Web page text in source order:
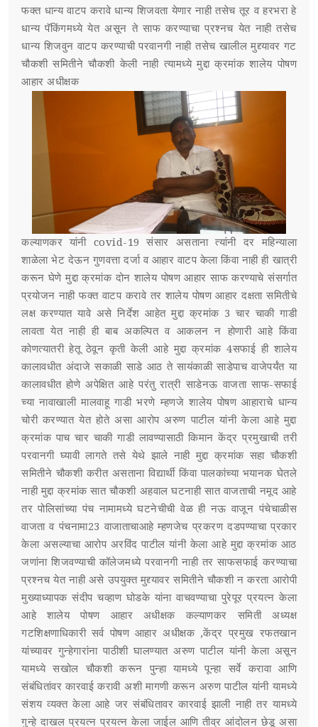
फक्त धान्य वाटप करावे धान्य शिजवता येणार नाही तसेच तूर व हरभरा हे
धान्य पॅकिंगमध्ये येत असून ते साफ करण्याचा प्रश्नच येत नाही तसेच
धान्य शिजवुन वाटप करण्याची परवानगी नाही तसेच खालील मुद्द्यावर गट
चौकशी समितीने चौकशी केली नाही त्यामध्ये मुद्दा क्रमांक शालेय पोषण
आहार अधीक्षक
कल्याणकर यांनी covid-19 संसार असताना त्यांनी दर महिन्याला
शाळेला भेट देऊन गुणवत्ता दर्जा व आहार वाटप केला किंवा नाही ही खात्री
करून घेणे मुद्दा क्रमांक दोन शालेय पोषण आहार साफ करण्याचे संसर्गात
प्रयोजन नाही फक्त वाटप करावे तर शालेय पोषण आहार दक्षता समितीचे
लक्ष करण्यात यावे असे निर्देश आहेत मुद्दा क्रमांक 3 चार चाकी गाडी
लावता येत नाही ही बाब अकल्पित व आकलन न होणारी आहे किंवा
कोणत्यातरी हेतू ठेवून कृती केली आहे मुद्दा क्रमांक 4सफाई ही शालेय
कालावधीत अंदाजे सकाळी साडे आठ ते सायंकाळी साडेपाच वाजेपर्यंत या
कालावधीत होणे अपेक्षित आहे परंतु रात्री साडेनऊ वाजता साफ-सफाई
च्या नावाखाली मालवाहू गाडी भरणे म्हणजे शालेय पोषण आहाराचे धान्य
चोरी करण्यात येत होते असा आरोप अरुण पाटील यांनी केला आहे मुद्दा
क्रमांक पाच चार चाकी गाडी लावण्यासाठी किमान केंद्र प्रमुखाची तरी
परवानगी घ्यावी लागते तसे येथे झाले नाही मुद्दा क्रमांक सहा चौकशी
समितीने चौकशी करीत असताना विद्यार्थी किंवा पालकांच्या भयानक घेतले
नाही मुद्दा क्रमांक सात चौकशी अहवाल घटनाही सात वाजताची नमूद आहे
तर पोलिसांच्या पंच नामामध्ये घटनेचीची वेळ ही नऊ वाजून पंचेचाळीस
वाजता व पंचनामा23 वाजाताचाआहे म्हणजेच प्रकरण दडपण्याचा प्रकार
केला असल्याचा आरोप अरविंद पाटील यांनी केला आहे मुद्दा क्रमांक आठ
जणांना शिजवण्याची कॉलेजमध्ये परवानगी नाही तर साफसफाई करण्याचा
प्रश्नच येत नाही असे उपयुक्त मुद्द्यावर समितीने चौकशी न करता आरोपी
मुख्याध्यापक संदीप चव्हाण घोडके यांना वाचवण्याचा पुरेपूर प्रयत्न केला
आहे शालेय पोषण आहार अधीक्षक कल्याणकर समिती अध्यक्ष
गटशिक्षणाधिकारी सर्व पोषण आहार अधीक्षक ,केंद्र प्रमुख रफतखान
यांच्यावर गुन्हेगारांना पाठीशी घालण्यात अरुण पाटील यांनी केला असून
यामध्ये सखोल चौकशी करून पुन्हा यामध्ये पून्हा सर्वे करावा आणि
संबंधितांवर कारवाई करावी अशी मागणी करून अरुण पाटील यांनी यामध्ये
संशय व्यक्त केला आहे जर संबंधितावर कारवाई झाली नाही तर यामध्ये
गुन्हे दाखल प्रयत्न प्रयत्न केला जाईल आणि तीव्र आंदोलन छेडू असा